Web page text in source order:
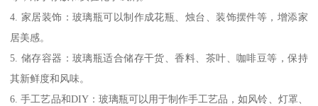
4. 家居装饰：玻璃瓶可以制作成花瓶、烛台、装饰摆件等，增添家
居美感。
5. 储存容器：玻璃瓶适合储存干货、香料、茶叶、咖啡豆等，保持
其新鲜度和风味。
6. 手工艺品和DIY：玻璃瓶可以用于制作手工艺品，如风铃、灯罩、